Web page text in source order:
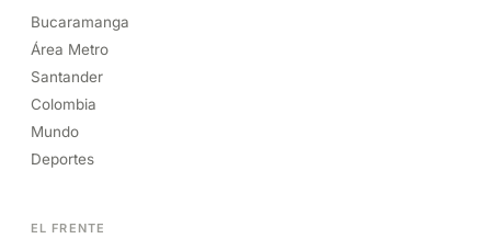
Bucaramanga
Área Metro
Santander
Colombia
Mundo
Deportes
EL FRENTE